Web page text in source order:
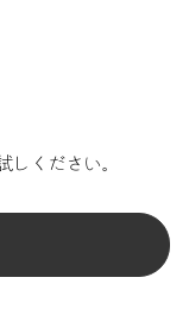
ください。